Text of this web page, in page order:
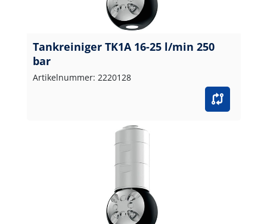
Tankreiniger TK1A 16-25 l/min 250
bar
Artikelnummer: 2220128